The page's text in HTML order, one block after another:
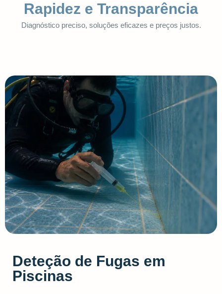
Rapidez e Transparência
Diagnóstico preciso, soluções eficazes e preços justos.
Deteção de Fugas em
Piscinas